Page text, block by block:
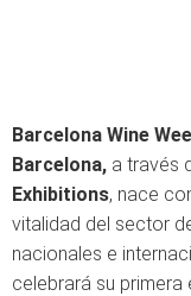
Barcelona Wine
Barcelona, a través
Exhibitions, nace
vitalidad del sector
nacionales e
celebrará su